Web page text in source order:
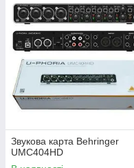
Звукова карта Behringer
UMC404HD